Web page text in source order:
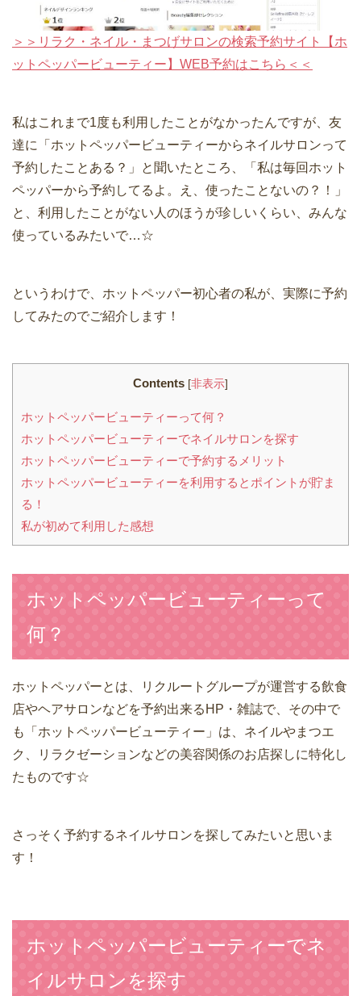
＞＞リラク・ネイル・まつげサロンの検索予約サイト【ホ
ットペッパービューティー】WEB予約はこちら＜＜
私はこれまで1度も利用したことがなかったんですが、友
達に「ホットペッパービューティーからネイルサロンって
予約したことある？」と聞いたところ、「私は毎回ホット
ペッパーから予約してるよ。え、使ったことないの？！」
と、利用したことがない人のほうが珍しいくらい、みんな
使っているみたいで…☆
というわけで、ホットペッパー初心者の私が、実際に予約
してみたのでご紹介します！
Contents [非表示]
ホットペッパービューティーって何？
ホットペッパービューティーでネイルサロンを探す
ホットペッパービューティーで予約するメリット
ホットペッパービューティーを利用するとポイントが貯ま
る！
私が初めて利用した感想
ホットペッパービューティーって
何？
ホットペッパーとは、リクルートグループが運営する飲食
店やヘアサロンなどを予約出来るHP・雑誌で、その中で
も「ホットペッパービューティー」は、ネイルやまつエ
ク、リラクゼーションなどの美容関係のお店探しに特化し
たものです☆
さっそく予約するネイルサロンを探してみたいと思いま
す！
ホットペッパービューティーでネ
イルサロンを探す